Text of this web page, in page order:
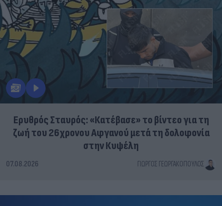
Ερυθρός Σταυρός: «Κατέβασε» το βίντεο για τη
ζωή του 26χρονου Αφγανού μετά τη δολοφονία
στην Κυψέλη
07.08.2026 ΓΙΏΡΓΟΣ ΓΕΩΡΓΑΚΌΠΟΥΛΟΣ